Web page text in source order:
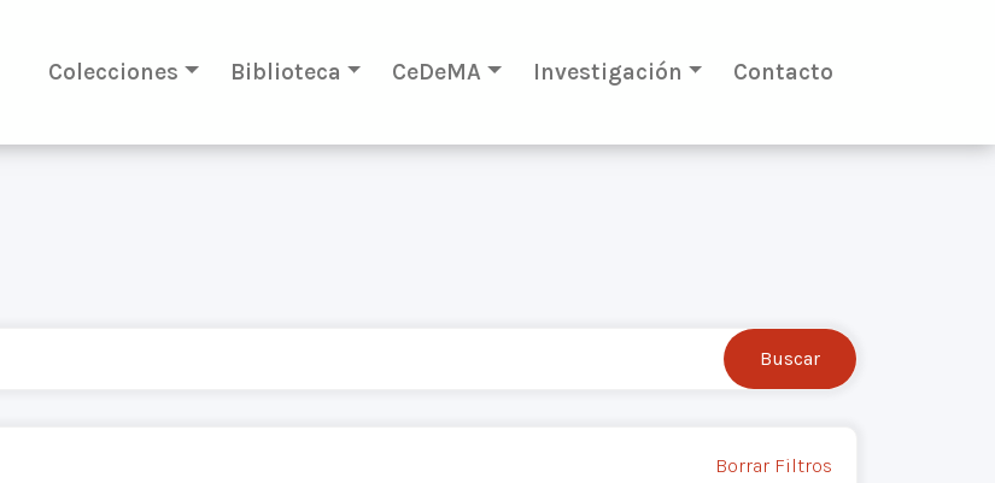
Colecciones Biblioteca CeDeMA Investigación Contacto
Borrar Filtros